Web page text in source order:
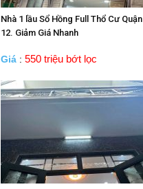
Nhà 1 lầu Sổ Hồng Full Thổ Cư Quận
12. Giảm Giá Nhanh
Giá : 550 triệu bớt lọc